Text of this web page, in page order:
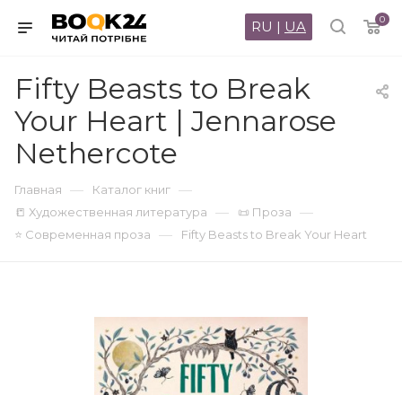
0
RU | UA
Fifty Beasts to Break
Your Heart | Jennarose
Nethercote
Главная — Каталог книг —
📒 Художественная литература — 📜 Проза —
⭐ Современная проза — Fifty Beasts to Break Your Heart